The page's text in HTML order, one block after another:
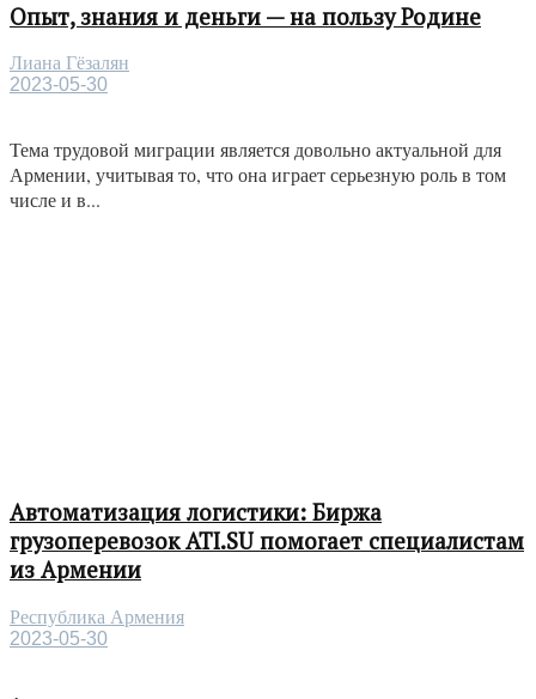
Опыт, знания и деньги — на пользу Родине
Лиана Гёзалян
2023-05-30
Тема трудовой миграции является довольно актуальной для
Армении, учитывая то, что она играет серьезную роль в том
числе и в...
Автоматизация логистики: Биржа
грузоперевозок ATI.SU помогает специалистам
из Армении
Республика Армения
2023-05-30